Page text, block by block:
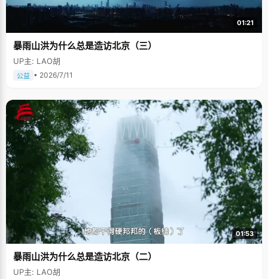
01:21
暴雨山洪为什么总是造访北京（三）
UP主: LAO胡
公益 • 2026/7/11
01:53
暴雨山洪为什么总是造访北京（二）
UP主: LAO胡